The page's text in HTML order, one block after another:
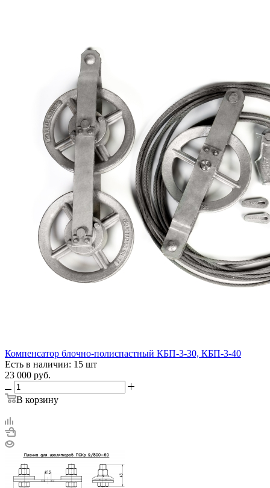
Компенсатор блочно-полиспастный КБП-3-30, КБП-3-40
Есть в наличии: 15 шт
23 000 руб.
В корзину